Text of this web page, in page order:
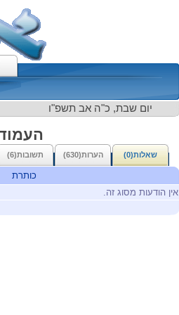
יום שבת, כ"ה אב תשפ"ו
שאלות(0) הערות(630) תשובות(6)
כותרת
אין הודעות מסוג זה.